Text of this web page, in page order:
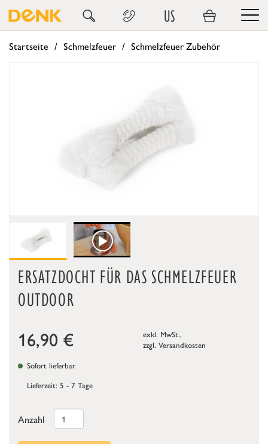
US
Startseite Schmelzfeuer Schmelzfeuer Zubehör
ERSATZDOCHT FÜR DAS SCHMELZFEUER
OUTDOOR
16,90 €
exkl. MwSt.,
zzgl. Versandkosten
Sofort lieferbar
Lieferzeit: 5 - 7 Tage
Anzahl